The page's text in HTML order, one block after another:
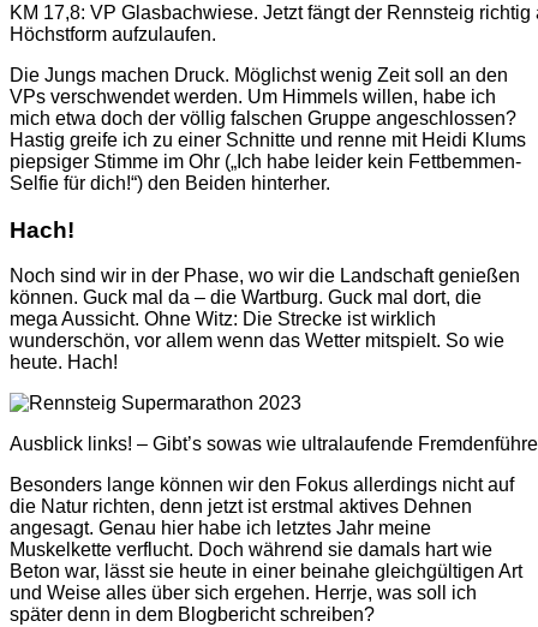
KM 17,8: VP Glasbachwiese. Jetzt fängt der Rennsteig
Höchstform aufzulaufen.
Die Jungs machen Druck. Möglichst wenig Zeit soll an den
VPs verschwendet werden. Um Himmels willen, habe ich
mich etwa doch der völlig falschen Gruppe angeschlossen?
Hastig greife ich zu einer Schnitte und renne mit Heidi Klums
piepsiger Stimme im Ohr („Ich habe leider kein Fettbemmen-
Selfie für dich!“) den Beiden hinterher.
Hach!
Noch sind wir in der Phase, wo wir die Landschaft genießen
können. Guck mal da – die Wartburg. Guck mal dort, die
mega Aussicht. Ohne Witz: Die Strecke ist wirklich
wunderschön, vor allem wenn das Wetter mitspielt. So wie
heute. Hach!
Ausblick links! – Gibt’s sowas wie ultralaufende
Besonders lange können wir den Fokus allerdings nicht auf
die Natur richten, denn jetzt ist erstmal aktives Dehnen
angesagt. Genau hier habe ich letztes Jahr meine
Muskelkette verflucht. Doch während sie damals hart wie
Beton war, lässt sie heute in einer beinahe gleichgültigen Art
und Weise alles über sich ergehen. Herrje, was soll ich
später denn in dem Blogbericht schreiben?